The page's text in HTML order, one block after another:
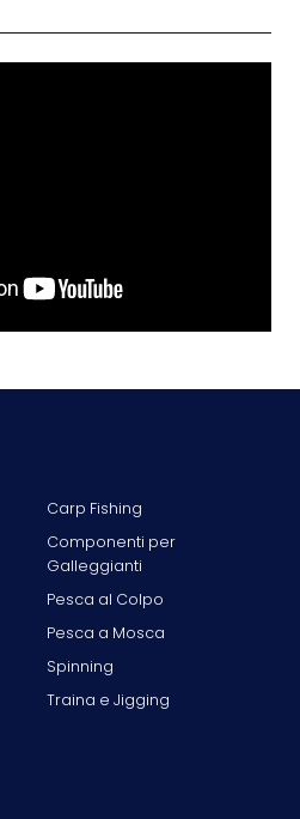
Carp Fishing
Componenti per
Galleggianti
Pesca al Colpo
Pesca a Mosca
Spinning
Traina e Jigging